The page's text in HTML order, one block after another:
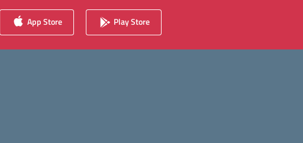
App Store Play Store